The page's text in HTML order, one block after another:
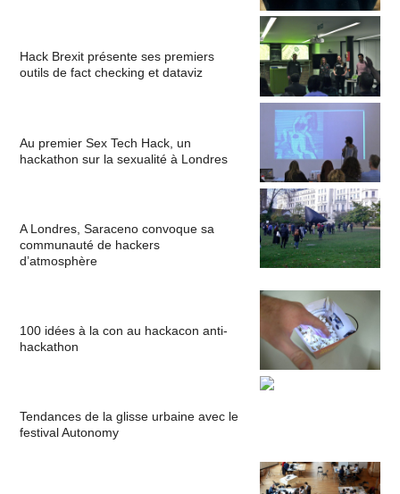
Hack Brexit présente ses premiers
outils de fact checking et dataviz
Au premier Sex Tech Hack, un
hackathon sur la sexualité à Londres
A Londres, Saraceno convoque sa
communauté de hackers
d’atmosphère
100 idées à la con au hackacon anti-
hackathon
Tendances de la glisse urbaine avec le
festival Autonomy